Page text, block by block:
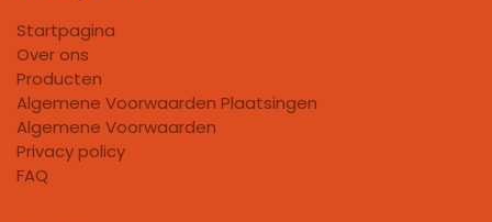
Startpagina
Over ons
Producten
Algemene Voorwaarden Plaatsingen
Algemene Voorwaarden
Privacy policy
FAQ